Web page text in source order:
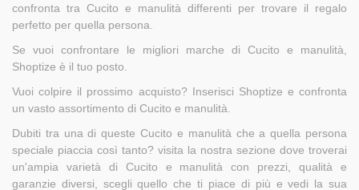
confronta tra Cucito e manulità differenti per trovare il regalo
perfetto per quella persona.
Se vuoi confrontare le migliori marche di Cucito e manulità,
Shoptize è il tuo posto.
Vuoi colpire il prossimo acquisto? Inserisci Shoptize e confronta
un vasto assortimento di Cucito e manulità.
Dubiti tra una di queste Cucito e manulità che a quella persona
speciale piaccia così tanto? visita la nostra sezione dove troverai
un'ampia varietà di Cucito e manulità con prezzi, qualità e
garanzie diversi, scegli quello che ti piace di più e vedi la sua